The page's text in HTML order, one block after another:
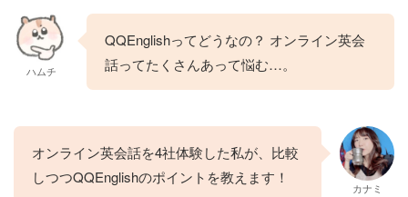
ハムチ
QQEnglishってどうなの？ オンライン英会
話ってたくさんあって悩む…。
オンライン英会話を4社体験した私が、比較
しつつQQEnglishのポイントを教えます！
カナミ